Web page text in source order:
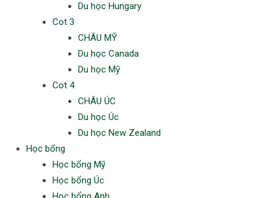
Du học Hungary
Cot 3
CHÂU MỸ
Du học Canada
Du học Mỹ
Cot 4
CHÂU ÚC
Du học Úc
Du học New Zealand
Học bổng
Học bổng Mỹ
Học bổng Úc